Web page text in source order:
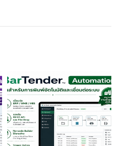
5 ฟุต/1.5 ม.
15 kV
IP54